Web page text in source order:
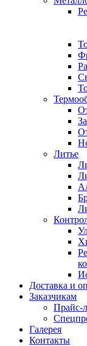
Литье
Доставка и
Заказчикам
Прайс-
Галерея
Контакты